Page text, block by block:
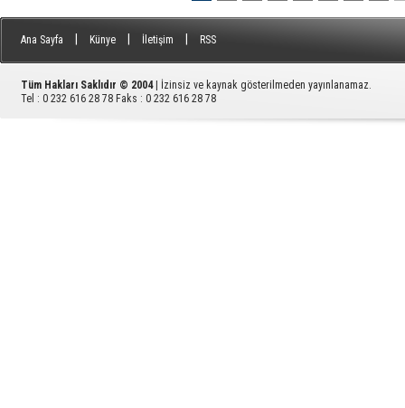
Ana Sayfa Künye İletişim RSS
Tüm Hakları Saklıdır © 2004
| İzinsiz ve kaynak gösterilmeden yayınlanamaz.
Tel : 0 232 616 28 78 Faks : 0 232 616 28 78